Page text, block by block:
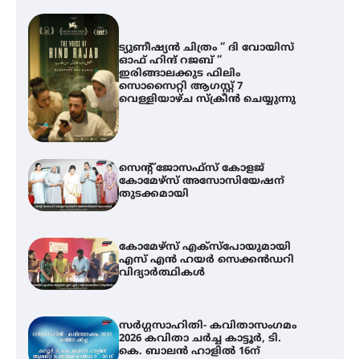
ട്യുണീഷ്യൻ ചിത്രം ” ദി വോയിസ്
ഓഫ് ഹിന്ദ് റജബ് ”
ഇരിങ്ങാലക്കുട ഫിലിം
സൊസൈറ്റി ആഗസ്റ്റ് 7
വെള്ളിയാഴ്ച സ്‌ക്രീൻ ചെയ്യുന്നു
സെന്റ് ജോസഫ്സ് കോളജ്
കോമേഴ്‌സ് അസോസിയേഷന്
തുടക്കമായി
കോമേഴ്സ് എക്സ്പോയുമായി
എസ് എൻ ഹയർ സെക്കൻഡറി
വിദ്യാർത്ഥികൾ
സർഗ്ഗസാഹിതി- കവിതാസംഗമം
2026 കവിതാ ചർച്ച കാട്ടൂർ, ടി.
കെ. ബാലൻ ഹാളിൽ 16ന്